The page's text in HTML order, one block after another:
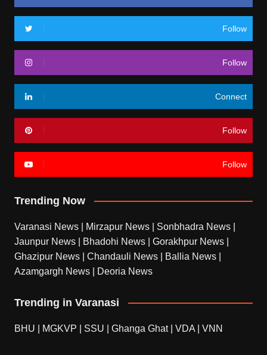
Follow
Follow
Connect
Follow
Follow
Trending Now
Varanasi News Mirzapur News Sonbhadra News
Jaunpur News
Bhadohi News Gorakhpur News
Ghazipur News
Chandauli News Ballia News
Azamgargh News
Deoria News
Trending in Varanasi
BHU MGKVP SSU Ghanga Ghat| VDA VNN